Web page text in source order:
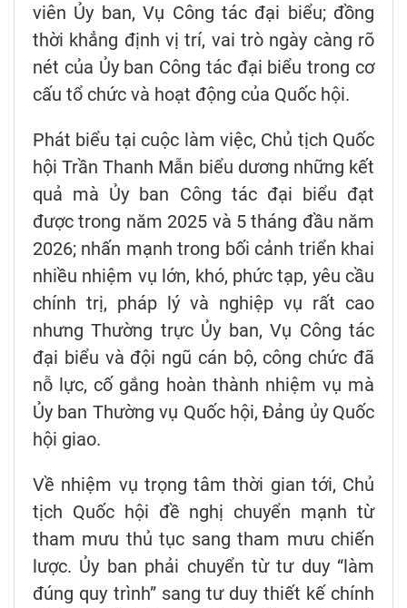
viên Ủy ban, Vụ Công tác đại biểu; đồng
thời khẳng định vị trí, vai trò ngày càng rõ
nét của Ủy ban Công tác đại biểu trong cơ
cấu tổ chức và hoạt động của Quốc hội.
Phát biểu tại cuộc làm việc, Chủ tịch Quốc
hội Trần Thanh Mẫn biểu dương những kết
quả mà Ủy ban Công tác đại biểu đạt
được trong năm 2025 và 5 tháng đầu năm
2026; nhấn mạnh trong bối cảnh triển khai
nhiều nhiệm vụ lớn, khó, phức tạp, yêu cầu
chính trị, pháp lý và nghiệp vụ rất cao
nhưng Thường trực Ủy ban, Vụ Công tác
đại biểu và đội ngũ cán bộ, công chức đã
nỗ lực, cố gắng hoàn thành nhiệm vụ mà
Ủy ban Thường vụ Quốc hội, Đảng ủy Quốc
hội giao.
Về nhiệm vụ trọng tâm thời gian tới, Chủ
tịch Quốc hội đề nghị chuyển mạnh từ
tham mưu thủ tục sang tham mưu chiến
lược. Ủy ban phải chuyển từ tư duy “làm
đúng quy trình” sang tư duy thiết kế chính